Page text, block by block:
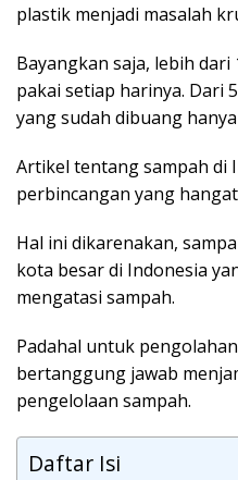
plastik menjadi masalah
Bayangkan saja, lebih
pakai setiap harinya. Dari
yang sudah dibuang
Artikel tentang sampah di
perbincangan yang
Hal ini dikarenakan,
kota besar di Indonesia
mengatasi sampah.
Padahal untuk
bertanggung jawab
pengelolaan sampah.
Daftar Isi